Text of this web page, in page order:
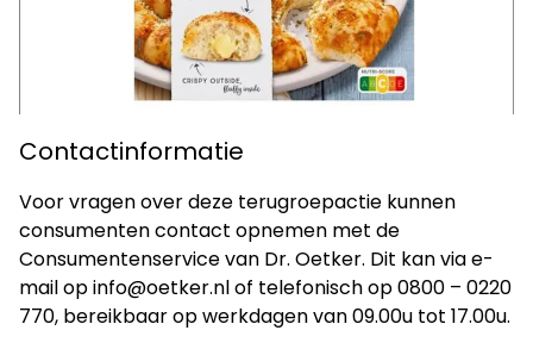
Contactinformatie
Voor vragen over deze terugroepactie kunnen
consumenten contact opnemen met de
Consumentenservice van Dr. Oetker. Dit kan via e-
mail op info@oetker.nl of telefonisch op 0800 – 0220
770, bereikbaar op werkdagen van 09.00u tot 17.00u.